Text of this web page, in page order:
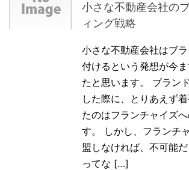
小さな不動産会社の
ィング戦略
小さな不動産会社はブ
付けるという発想が今
たと思います。 ブラン
した際に、とりあえず
たのはフランチャイズ
す。 しかし、フランチ
盟しなければ、不可能
ってな […]